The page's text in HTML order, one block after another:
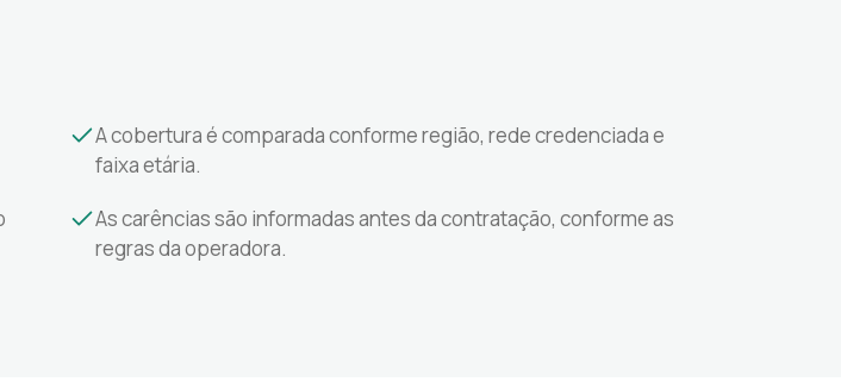
A cobertura é comparada conforme região, rede credenciada e
faixa etária.
As carências são informadas antes da contratação, conforme as
regras da operadora.